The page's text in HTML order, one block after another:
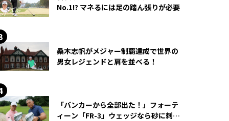
No.1!? マネるには足の踏ん張りが必要
桑木志帆がメジャー制覇達成で世界の
男女レジェンドと肩を並べる！
「バンカーから全部出た！」フォーテ
ィーン「FR-3」ウェッジなら砂に刺さ